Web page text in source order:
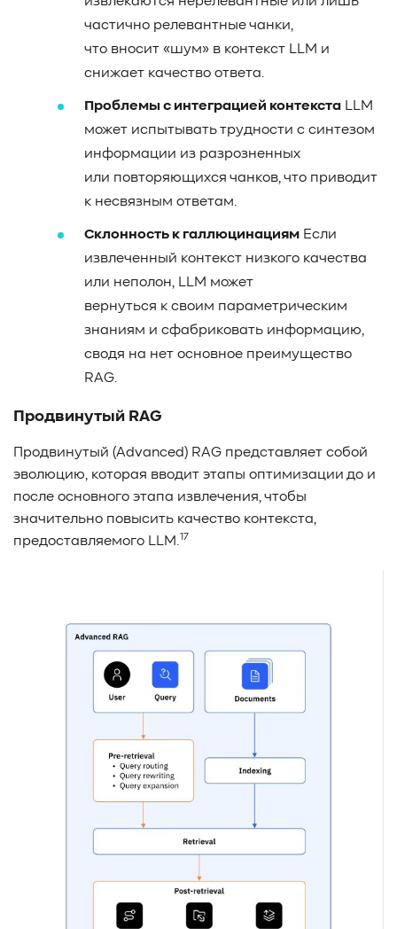
частично релевантные чанки,
что вносит «шум» в контекст LLM и
снижает качество ответа.
Проблемы с интеграцией контекста LLM
может испытывать трудности с синтезом
информации из разрозненных
или повторяющихся чанков, что приводит
к несвязным ответам.
Склонность к галлюцинациям Если
извлеченный контекст низкого качества
или неполон, LLM может
вернуться к своим параметрическим
знаниям и сфабриковать информацию,
сводя на нет основное преимущество
RAG.
Продвинутый RAG
Продвинутый (Advanced) RAG представляет собой
эволюцию, которая вводит этапы оптимизации до и
после основного этапа извлечения, чтобы
значительно повысить качество контекста,
предоставляемого LLM.17